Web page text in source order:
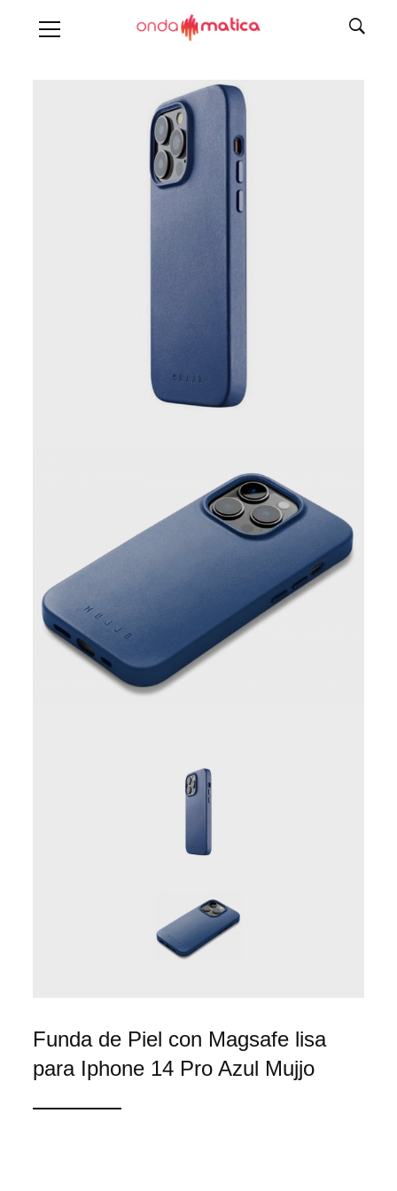
Funda de Piel con Magsafe lisa
para Iphone 14 Pro Azul Mujjo